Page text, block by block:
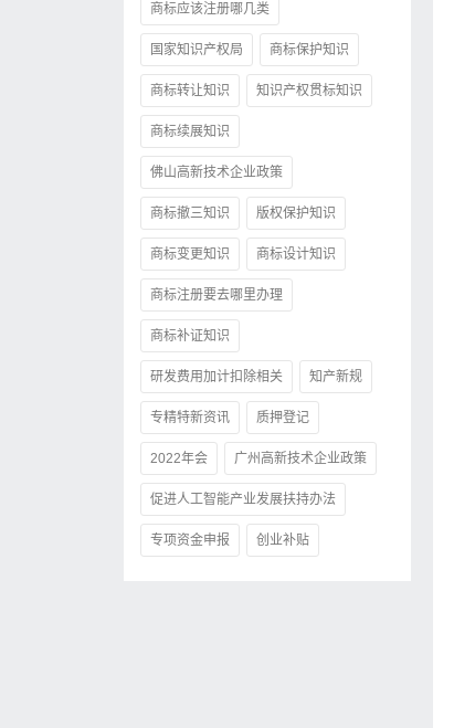
商标应该注册哪几类
国家知识产权局 商标保护知识
商标转让知识 知识产权贯标知识
商标续展知识
佛山高新技术企业政策
商标撤三知识 版权保护知识
商标变更知识 商标设计知识
商标注册要去哪里办理
商标补证知识
研发费用加计扣除相关 知产新规
专精特新资讯 质押登记
2022年会 广州高新技术企业政策
促进人工智能产业发展扶持办法
专项资金申报 创业补贴